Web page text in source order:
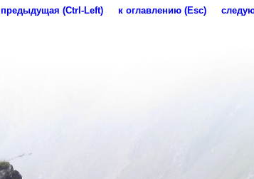
предыдущая (Ctrl-Left) к оглавлению (Esc)